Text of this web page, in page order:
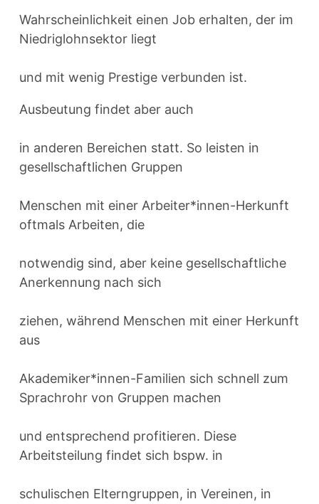
Wahrscheinlichkeit einen Job erhalten, der im
Niedriglohnsektor liegt
und mit wenig Prestige verbunden ist.
Ausbeutung findet aber auch
in anderen Bereichen statt. So leisten in
gesellschaftlichen Gruppen
Menschen mit einer Arbeiter*innen-Herkunft
oftmals Arbeiten, die
notwendig sind, aber keine gesellschaftliche
Anerkennung nach sich
ziehen, während Menschen mit einer Herkunft
aus
Akademiker*innen-Familien sich schnell zum
Sprachrohr von Gruppen machen
und entsprechend profitieren. Diese
Arbeitsteilung findet sich bspw. in
schulischen Elterngruppen, in Vereinen, in